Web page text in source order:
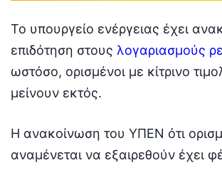
Το υπουργείο ενέργειας έχει
επιδότηση στους λογαριασμούς
ωστόσο, ορισμένοι με κίτρινο
μείνουν εκτός.
Η ανακοίνωση του ΥΠΕΝ ότι
αναμένεται να εξαιρεθούν έχει